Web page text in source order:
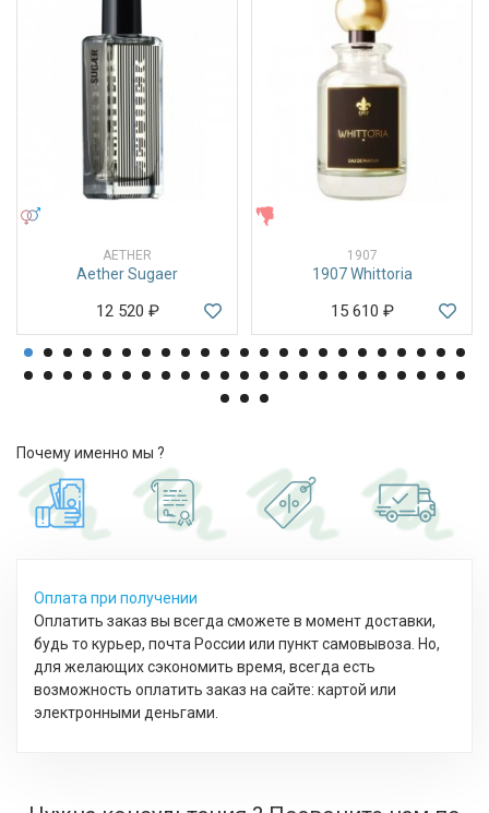
AETHER
Aether Sugaer
12 520 ₽
1907
1907 Whittoria
15 610 ₽
Почему именно мы ?
Оплата при получении
Оплатить заказ вы всегда сможете в момент доставки,
будь то курьер, почта России или пункт самовывоза. Но,
для желающих сэкономить время, всегда есть
возможность оплатить заказ на сайте: картой или
электронными деньгами.